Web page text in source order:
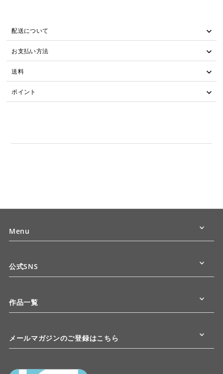
配送について
お支払い方法
送料
ポイント
Menu
公式SNS
作品一覧
メールマガジンのご登録はこちら